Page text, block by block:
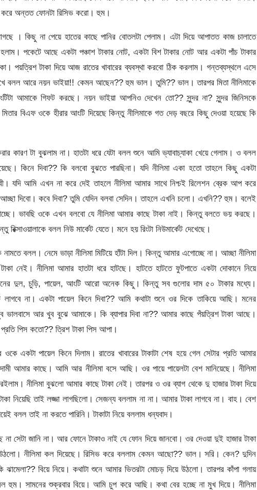
অন্তত ফোনটা রিসিভ করো। হুম।
। কিছু না পেয়ে হাতের কাছে পানির বোতলটা পেলাম। এটা দিয়ে আপাতত কাজ চালাতে
হলাম। পকেটে আছে একটা পঞ্চাশ টাকার নোট, একটা বিশ টাকার নোট আর একটা পাঁচ টাকার
পয়ত্রিশ টাকা দিয়ে আজ রাতের খাবারের ব্যবস্থা করবো ঠিক করলাম। গন্তব্যস্থলে এসে
বলল আরে নয়ন ভাইয়া!! কেমন আছেন?? হুম ভাল। তুমি?? ভাল। তারপর মিতা নীলিমাকে
আমাকে গিফট করছে। নয়ন ভাইয়া আপনিও দেখেন তো?? সুন্দর না? সুন্দর জিনিসকে
বিএফ ওকে হীরার আংটি দিয়েছে কিন্তু নীলিমাকে গত দেড় বছরে কিছু দেওয়া হয়েছে কি
কারণ টা বুঝলাম না। হাতটা ধরে যেটা বলল শুনে আমি ভ্যাবাচ্যাকা খেয়ে গেলাম। ও বলল
কিনে দিবা?? কি বলবো বুঝতে পারছিনা। যদি নীলিমা একা হতো তাহলে কিছু একটা
যদি আমি এখন না করে দেই তাহলে নীলিমা আমার সাথে নিশ্চই রিলেশন ব্রেক আপ করে
দিবো। কবে দিবা? তুমি যেদিন বলবা সেদিন। তাহলে এখনি চলো। এখনি?? হুম। বলেই
ভাবছি ওকে এখন বলবো যে নীলিমা আমার কাছে টাকা নাই। কিন্তু বলতে ভয় করছে।
বলল নিউ মার্কেট যেতে। মনে হয় রিংটা নিউমার্কেট দেখেছে।
নামতে বলল। নেমে ভাড়া নীলিমা মিটিয়ে হাঁটা দিল। কিন্তু আমার এগোচ্ছে না। আচ্ছা নীলিমা
নেই। নীলিমা আমার হাতটা ধরে হাটছে। হাটতে হাটতে ফুটপাতে একটা দোকানে নিয়ে
দুল, চুড়ি, পায়েল, আংটি আরো অনেক কিছু। কিন্তু সব গুলোর দাম ৫০ টাকার মধ্যে।
না। একটা পায়েল কিনে দিবা?? আমি কথাটা শুনে ওর দিকে তাকিয়ে আছি। মনের
খুব ভালবাসে আর খুব বুঝে আমাকে। কি ব্যাপার দিবা না?? আমার কাছে পঁয়ত্রিশ টাকা আছে।
প্রতি পিস কতো?? ত্রিশ টাকা পিস আপা।
একটা পায়েল কিনে দিলাম। রাতের খাবারের টাকাটা শেষ হয়ে গেল সেটার প্রতি আমার
আমার কাছে। আমি আর নীলিমা বসে আছি। ওর পায়ে পায়েলটা বেশ মানিয়েছে। নীলিমা
নীলিমা বুঝলো আমার কাছে টাকা নেই। তারপর ও ওর ব্যাগ থেকে দু হাজার টাকা দিয়ে
নিয়েছি তাই লজ্জা লাগছিলো। সেজন্য বললাম না না। আমার টাকা লাগবে না। বাহ। বেশ
বলল তাই না করতে পারিনি। টাকাটা নিয়ে বললাম ধন্যবাদ।
সেটা জানি না। আর ফোনে টাকাও নাই যে ফোন দিয়ে জানবো। ওর দেওয়া দুই হাজার টাকা
উঠলো। নীলিমা কল দিয়েছে। রিসিভ করে বললাম কেমন আছো?? ভাল। সরি। কেন? দুদিন
বিয়ে নিয়ে। কথাটা শুনে আমার ভিতরটা মোচড় দিয়ে উঠলো। তারপর কাঁপা গলায়
সামনের শুক্রবার বিয়ে। আমি চুপ করে আছি। কথা বের হচ্ছে না মুখ দিয়ে। নীলিমা